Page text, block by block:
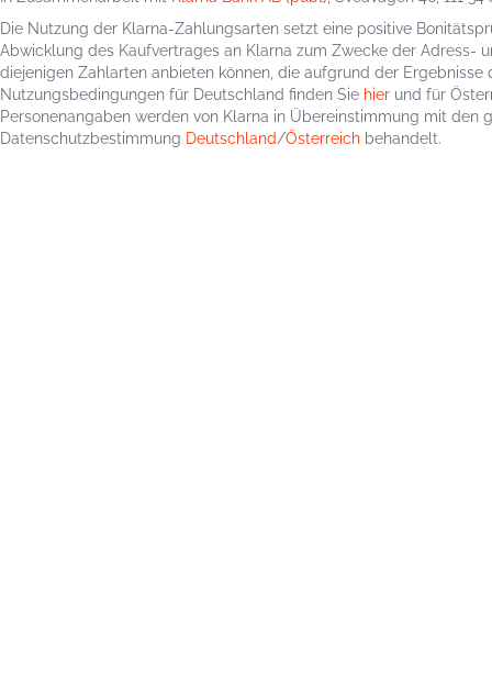
Die Nutzung der Klarna-Zahlungsarten setzt eine positive
Abwicklung des Kaufvertrages an Klarna zum Zwecke der Adress-
diejenigen Zahlarten anbieten können, die aufgrund der
Nutzungsbedingungen für Deutschland finden Sie hier und für
Personenangaben werden von Klarna in Übereinstimmung mit
Datenschutzbestimmung Deutschland/Österreich behandelt.